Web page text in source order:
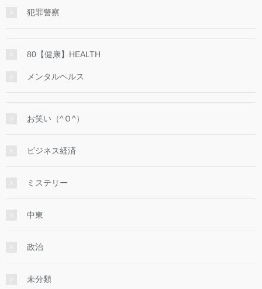
犯罪警察
80【健康】HEALTH
メンタルヘルス
お笑い（^Ｏ^）
ビジネス経済
ミステリー
中東
政治
未分類